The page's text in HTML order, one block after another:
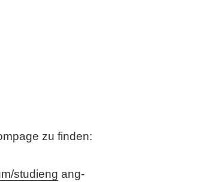
zu finden:
studieng ang-